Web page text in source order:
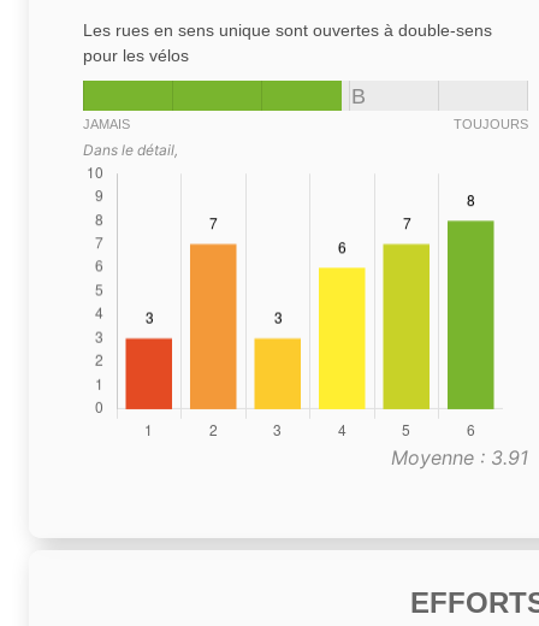
Les rues en sens unique sont ouvertes à double-sens
pour les vélos
B
JAMAIS TOUJOURS
Dans le détail,
Moyenne : 3.91